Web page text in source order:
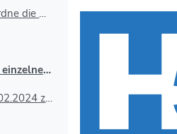
Zum Ausprobieren: Ordne die Wörter
Ínformationen zu den einzelnen H5P-Elementen
Präsentation vom 09.02.2024 zur Einführung H5P